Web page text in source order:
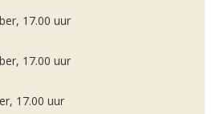
17.00 uur
17.00 uur
17.00 uur